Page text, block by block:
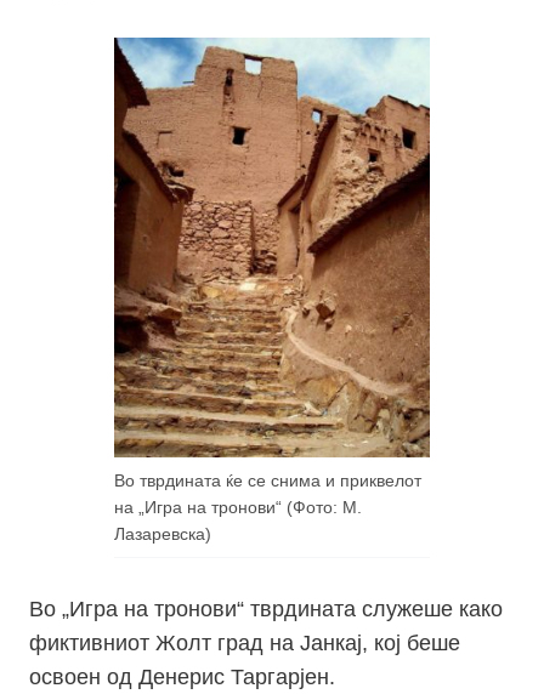
Во тврдината ќе се снима и приквелот
на „Игра на тронови“ (Фото: М.
Лазаревска)
Во „Игра на тронови“ тврдината служеше како
фиктивниот Жолт град на Јанкај, кој беше
освоен од Денерис Таргарјен.